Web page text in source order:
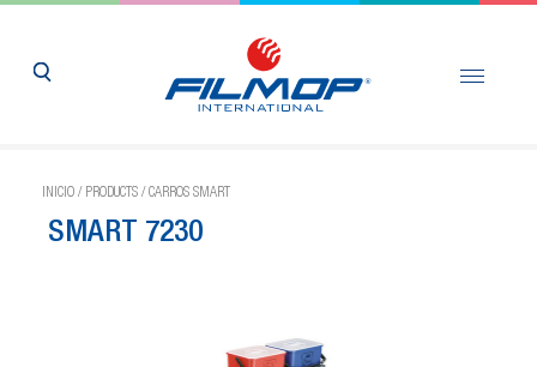
INICIO / PRODUCTS / CARROS SMART
SMART 7230